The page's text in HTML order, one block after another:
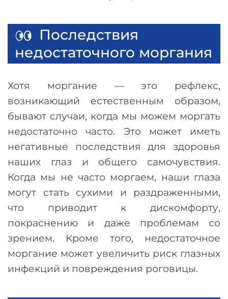
Последствия
недостаточного моргания
Хотя моргание —это рефлекс,
возникающий естественным образом,
бывают случаи, когда мы можем моргать
недостаточно часто. Это может иметь
негативные последствия для здоровья
наших глаз и общего самочувствия.
Когда мы не часто моргаем, наши глаза
могут стать сухими и раздраженными,
что приводит к дискомфорту,
покраснению и даже проблемам со
зрением. Кроме того, недостаточное
моргание может увеличить риск глазных
инфекций и повреждения роговицы.